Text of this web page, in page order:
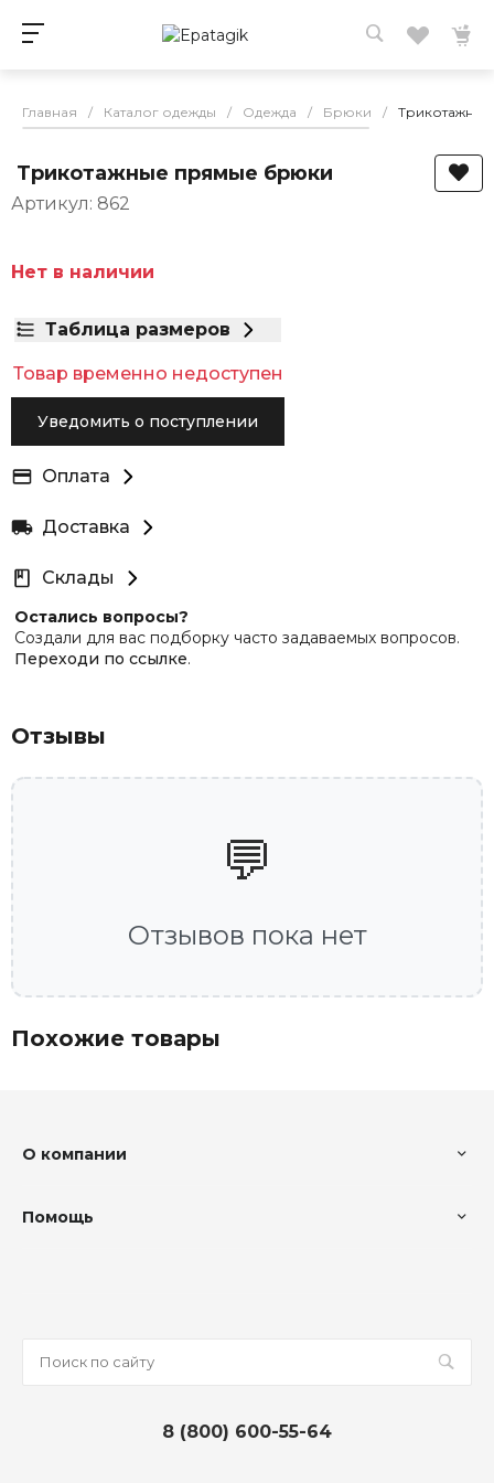
Главная / Каталог одежды / Одежда / Брюки /
Трикотажные прямые брюки
Артикул: 862
Нет в наличии
Таблица размеров
Товар временно недоступен
Уведомить о поступлении
Оплата
Доставка
Склады
Остались вопросы?
Создали для вас подборку часто задаваемых вопросов.
Переходи по ссылке.
Отзывы
💬
Отзывов пока нет
Похожие товары
О компании
Помощь
8 (800) 600-55-64